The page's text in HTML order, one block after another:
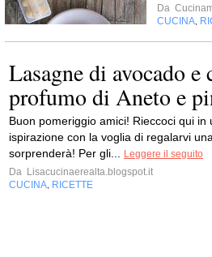
Da
CUCINA
Lasagne di avocado e
profumo di Aneto e
Buon pomeriggio amici! Rieccoci qui
ispirazione con la voglia di regalarvi
sorprenderà! Per gli...
Leggere il seguito
Da Lisacucinaerealta.blogspot.it
CUCINA RICETTE